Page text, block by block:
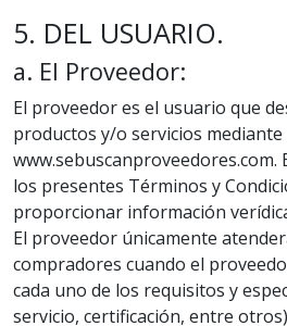
5. DEL USUARIO.
a. El Proveedor:
El proveedor es el usuario que
productos y/o servicios mediante
los presentes Términos y
proporcionar información
El proveedor únicamente
compradores cuando el
cada uno de los requisitos y
servicio, certificación, entre